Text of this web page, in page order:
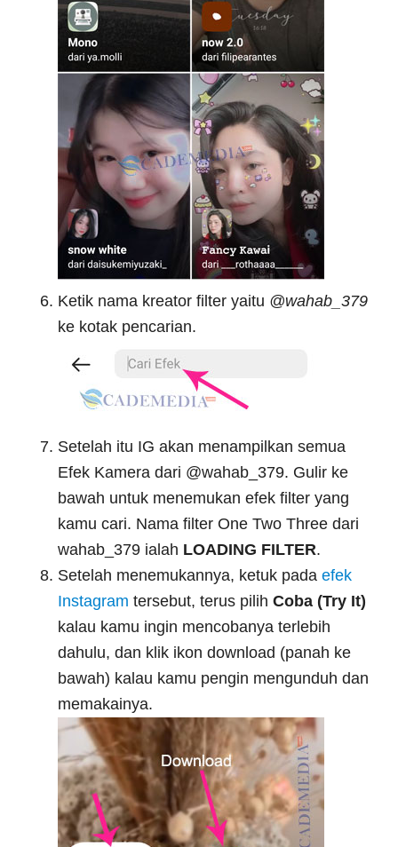
Ketik nama kreator filter yaitu @wahab_379
ke kotak pencarian.
Setelah itu IG akan menampilkan semua
Efek Kamera dari @wahab_379. Gulir ke
bawah untuk menemukan efek filter yang
kamu cari. Nama filter One Two Three dari
wahab_379 ialah LOADING FILTER.
Setelah menemukannya, ketuk padaefek
Instagram tersebut, terus pilihCoba (Try It)
kalau kamu ingin mencobanya terlebih
dahulu, dan klik ikon download (panah ke
bawah) kalau kamu pengin mengunduh dan
memakainya.